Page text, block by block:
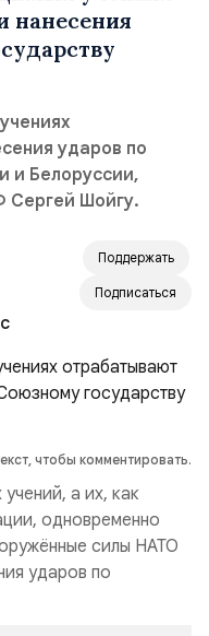
нанесения
ударов по
и Белоруссии,
Сергей Шойгу.
Поддержать
Подписаться
чтобы комментировать.
а их, как
одновременно
силы НАТО
ударов по